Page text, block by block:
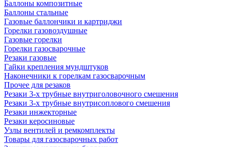
Баллоны композитные
Баллоны стальные
Газовые баллончики и картриджи
Горелки газовоздушные
Газовые горелки
Горелки газосварочные
Резаки газовые
Гайки крепления мундштуков
Наконечники к горелкам газосварочным
Прочее для резаков
Резаки 3-х трубные внутриголовочного смешения
Резаки 3-х трубные внутрисоплового смешения
Резаки инжекторные
Резаки керосиновые
Узлы вентилей и ремкомплекты
Товары для газосварочных работ